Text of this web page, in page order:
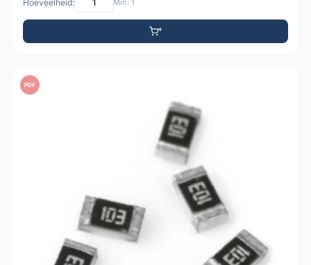
Hoeveelheid: Min: 1
PDF